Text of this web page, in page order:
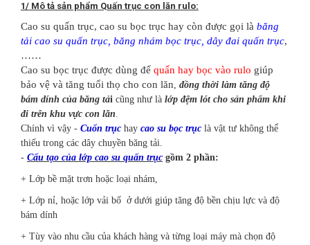
1/ Mô tả sản phẩm Quấn trục con lăn rulo:
Cao su quấn trục, cao su bọc trục hay còn được gọi là băng
tải cao su quấn trục, băng nhám bọc trục, dây đai quấn trục,
……
Cao su bọc trục được dùng để quấn hay bọc vào rulo giúp
bảo vệ và tăng tuổi thọ cho con lăn, đồng thời làm tăng độ
bám dính của băng tải cũng như là lớp đệm lót cho sản phẩm khi
đi trên khu vực con lăn.
Chính vì vậy - Cuốn trục hay cao su bọc trục là vật tư không thể
thiếu trong các dây chuyền băng tải.
- Cấu tạo của lớp cao su quấn trục gồm 2 phần:
+ Lớp bề mặt trơn hoặc loại nhám,
+ Lớp nỉ, hoặc lớp vải bố ở dưới giúp tăng độ bền chịu lực và độ
bám dính
+ Tùy vào nhu cầu của khách hàng và từng loại máy mà chọn độ